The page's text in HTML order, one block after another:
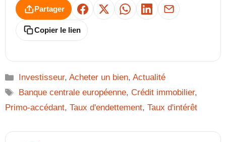
Partager Facebook
X WhatsAppLinkedInE-mail
Copier le lien
Catégories
Investisseur,Acheter un bien,Actualité
Étiquettes
Banque centrale européenne,Crédit immobilier,
Primo-accédant, Taux d'endettement, Taux d'intérêt